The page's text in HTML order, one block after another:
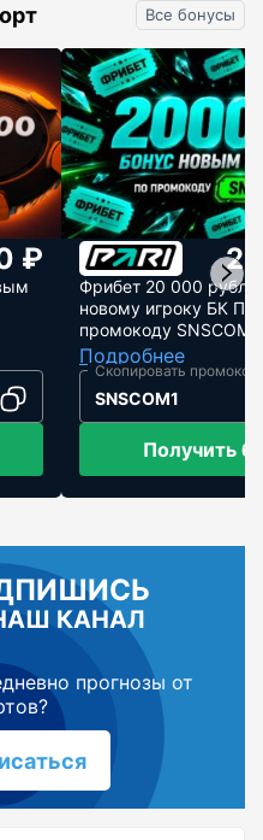
Все бонусы
₽
Фрибет 20 000
новому игроку БК
промокоду SNSCOM1
Подробнее
SNSCOM1
Получить
КАНАЛ
прогнозы от